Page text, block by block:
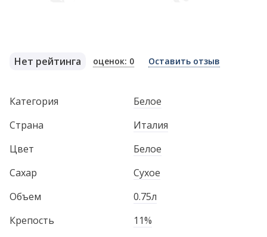
Нет рейтинга оценок: 0 Оставить отзыв
Категория
Белое
Страна
Италия
Цвет
Белое
Сахар
Сухое
Объем
0.75л
Крепость
11%